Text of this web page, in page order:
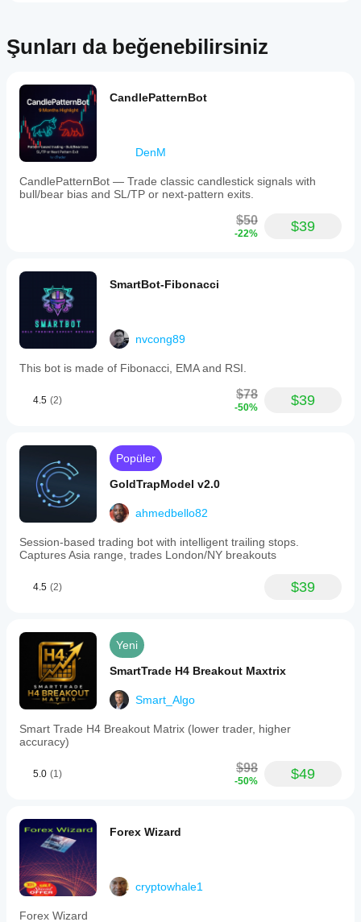
Şunları da beğenebilirsiniz
CandlePatternBot
DenM
CandlePatternBot — Trade classic candlestick signals with
bull/bear bias and SL/TP or next-pattern exits.
$50
-22% $39
SmartBot-Fibonacci
nvcong89
This bot is made of Fibonacci, EMA and RSI.
4.5 (2) $78
-50% $39
Popüler
GoldTrapModel v2.0
ahmedbello82
Session-based trading bot with intelligent trailing stops.
Captures Asia range, trades London/NY breakouts
4.5 (2) $39
Yeni
SmartTrade H4 Breakout Maxtrix
Smart_Algo
Smart Trade H4 Breakout Matrix (lower trader, higher
accuracy)
5.0 (1) $98
-50% $49
Forex Wizard
cryptowhale1
Forex Wizard